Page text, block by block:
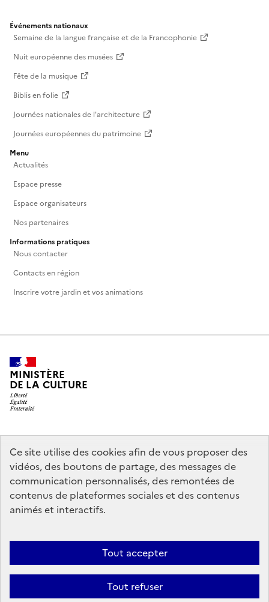
Ce site utilise des cookies afin de vous proposer des
vidéos, des boutons de partage, des messages de
communication personnalisés, des remontées de
contenus de plateformes sociales et des contenus
animés et interactifs.
Tout accepter
Tout refuser
Événements nationaux
Semaine de la langue française et de la Francophonie
Nuit européenne des musées
Fête de la musique
Biblis en folie
Journées nationales de l'architecture
Journées européennes du patrimoine
Menu
Actualités
Espace presse
Espace organisateurs
Nos partenaires
Informations pratiques
Nous contacter
Contacts en région
Inscrire votre jardin et vos animations
MINISTÈRE
DE LA CULTURE
legifrance.gouv.fr
info.gouv.fr
service-public.gouv.fr
data.gouv.fr
Politique d’utilisation des témoins de connexion (cookies)
générale de protection des données
Nous contacter
Nos